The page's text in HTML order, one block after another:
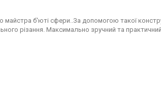
майстра б'юті сфери..За допомогою такої
різання. Максимально зручний та